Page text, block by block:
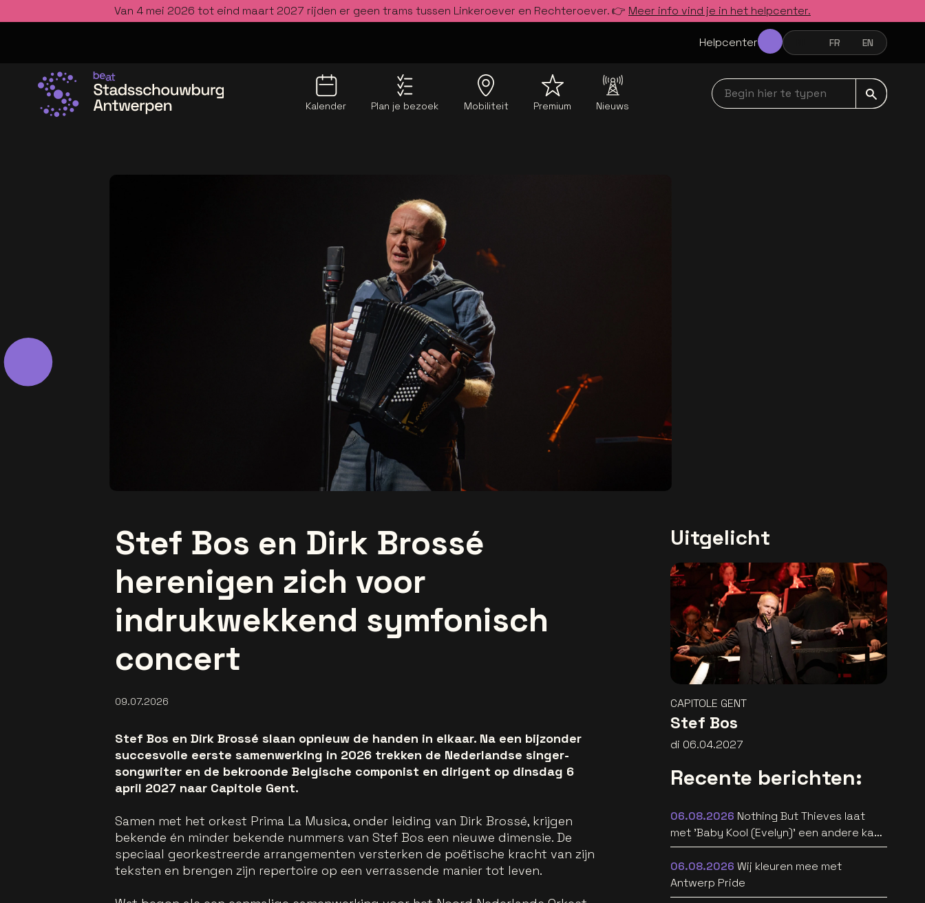
Van 4 mei 2026 tot eind maart 2027 rijden er geen trams tussen Linkeroever en Rechteroever. 👉 Meer info vind je in het helpcenter.
Helpcenter NEDERLANDSFRANÇAIS
FR ENGLISH
EN
Kalender Plan je bezoek Mobiliteit Premium Nieuws
Begin hier te typen navbar
Stef Bos en Dirk Brossé
herenigen zich voor
indrukwekkend symfonisch
concert
09.07.2026
Stef Bos en Dirk Brossé slaan opnieuw de handen in elkaar. Na een bijzonder
succesvolle eerste samenwerking in 2026 trekken de Nederlandse singer-
songwriter en de bekroonde Belgische componist en dirigent op dinsdag 6
april 2027 naar Capitole Gent.
Samen met het orkest Prima La Musica, onder leiding van Dirk Brossé, krijgen
bekende én minder bekende nummers van Stef Bos een nieuwe dimensie. De
speciaal georkestreerde arrangementen versterken de poëtische kracht van zijn
teksten en brengen zijn repertoire op een verrassende manier tot leven.
Uitgelicht
CAPITOLE GENT
Stef Bos
di 06.04.2027
Recente berichten:
06.08.2026 Nothing But Thieves laat
met 'Baby Kool (Evelyn)' een andere kant
van zich horen [video]
06.08.2026 Wij kleuren mee met
Antwerp Pride